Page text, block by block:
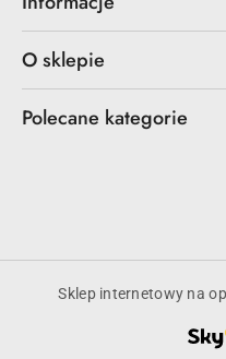
O sklepie
Polecane kategorie
Sklep internetowy na